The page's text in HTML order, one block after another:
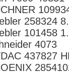
258324
101458
4073
437827